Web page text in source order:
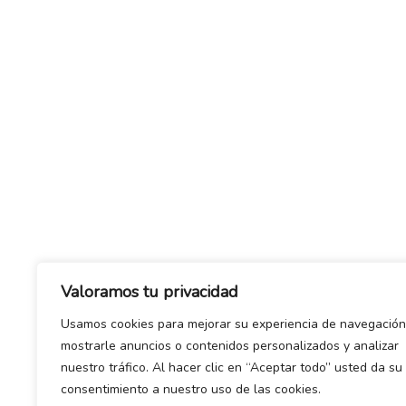
Valoramos tu privacidad
Usamos cookies para mejorar su experiencia de
mostrarle anuncios o contenidos personalizados y analizar
nuestro tráfico. Al hacer clic en “Aceptar todo” usted da su
consentimiento a nuestro uso de las cookies.